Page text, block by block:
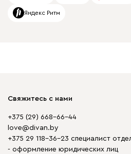
Яндекс Ритм
Свяжитесь с нами
+375 (29) 668-66-44
love@divan.by
+375 29 118-36-23 специалист
- оформление юридических лиц